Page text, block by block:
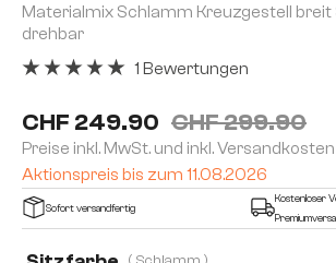
Materialmix Schlamm Kreuzgestell
drehbar
CHF 249.90 CHF 299.90
Preise inkl. MwSt. und inkl. Versandkosten
Aktionspreis bis zum 11.08.2026
1 Bewertungen
Sofort versandfertig
Kostenloser